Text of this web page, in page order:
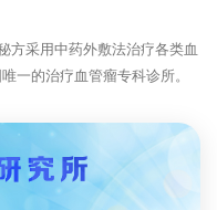
方采用中药外敷法治疗各类血
一的治疗血管瘤专科诊所。